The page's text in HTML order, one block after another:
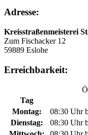
Adresse:
Kreisstraßenmeisterei
Zum Fischacker 12
59889 Eslohe
Erreichbarkeit:
Tag
Montag:
08:30 Uhr
Dienstag:
08:30 Uhr